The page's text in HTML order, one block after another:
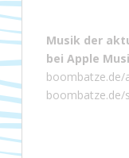
Musik der
bei Apple
boombatze.de/
boombatze.de/